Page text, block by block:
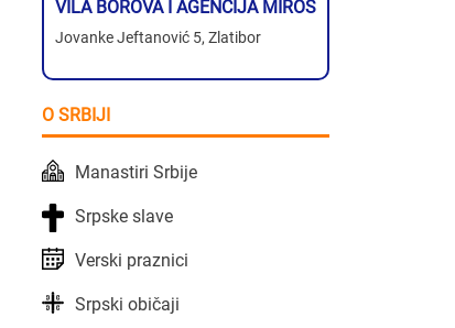
VILA BOROVA I AGENCIJA MIROS
Jovanke Jeftanović 5, Zlatibor
O SRBIJI
Manastiri Srbije
Srpske slave
Verski praznici
Srpski običaji